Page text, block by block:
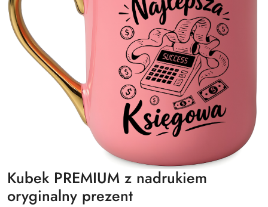
Kubek PREMIUM z nadrukiem
oryginalny prezent